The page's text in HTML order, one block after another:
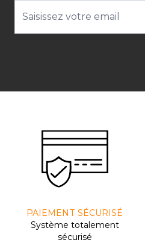
PAIEMENT SÉCURISÉ
Système totalement
sécurisé